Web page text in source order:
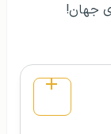
جهان!